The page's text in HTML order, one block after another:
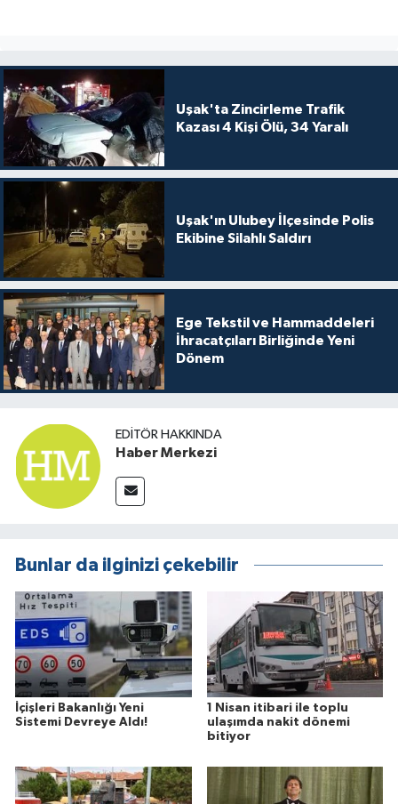
Uşak'ta Zincirleme Trafik
Kazası 4 Kişi Ölü, 34 Yaralı
Uşak'ın Ulubey İlçesinde Polis
Ekibine Silahlı Saldırı
Ege Tekstil ve Hammaddeleri
İhracatçıları Birliğinde Yeni
Dönem
EDITÖR HAKKINDA
Haber Merkezi
Bunlar da ilginizi çekebilir
İçişleri Bakanlığı Yeni
Sistemi Devreye Aldı!
1 Nisan itibari ile toplu
ulaşımda nakit dönemi
bitiyor